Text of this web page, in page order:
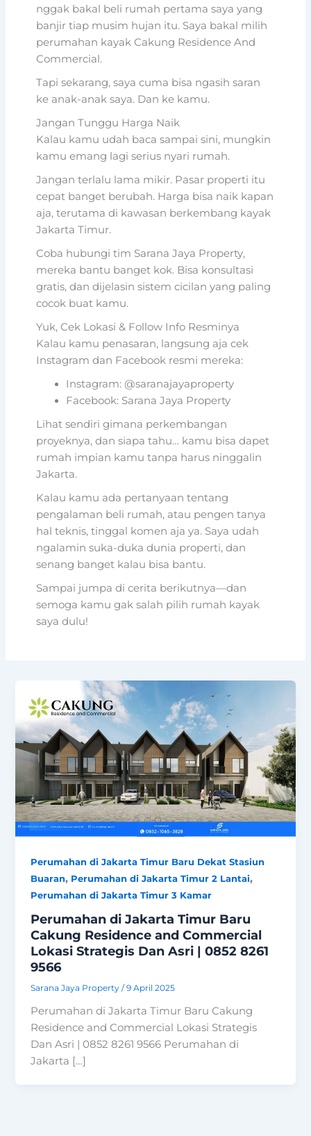
nggak bakal beli rumah pertama saya yang
banjir tiap musim hujan itu. Saya bakal milih
perumahan kayak Cakung Residence And
Commercial.
Tapi sekarang, saya cuma bisa ngasih saran
ke anak-anak saya. Dan ke kamu.
Jangan Tunggu Harga Naik
Kalau kamu udah baca sampai sini, mungkin
kamu emang lagi serius nyari rumah.
Jangan terlalu lama mikir. Pasar properti itu
cepat banget berubah. Harga bisa naik kapan
aja, terutama di kawasan berkembang kayak
Jakarta Timur.
Coba hubungi tim Sarana Jaya Property,
mereka bantu banget kok. Bisa konsultasi
gratis, dan dijelasin sistem cicilan yang paling
cocok buat kamu.
Yuk, Cek Lokasi & Follow Info Resminya
Kalau kamu penasaran, langsung aja cek
Instagram dan Facebook resmi mereka:
Instagram: @saranajayaproperty
Facebook: Sarana Jaya Property
Lihat sendiri gimana perkembangan
proyeknya, dan siapa tahu… kamu bisa dapet
rumah impian kamu tanpa harus ninggalin
Jakarta.
Kalau kamu ada pertanyaan tentang
pengalaman beli rumah, atau pengen tanya
hal teknis, tinggal komen aja ya. Saya udah
ngalamin suka-duka dunia properti, dan
senang banget kalau bisa bantu.
Sampai jumpa di cerita berikutnya—dan
semoga kamu gak salah pilih rumah kayak
saya dulu!
Perumahan di Jakarta Timur Baru Dekat Stasiun
Buaran, Perumahan di Jakarta Timur 2 Lantai,
Perumahan di Jakarta Timur 3 Kamar
Perumahan di Jakarta Timur Baru
Cakung Residence and Commercial
Lokasi Strategis Dan Asri | 0852 8261
9566
Sarana Jaya Property/9 April 2025
Perumahan di Jakarta Timur Baru Cakung
Residence and Commercial Lokasi Strategis
Dan Asri | 0852 8261 9566 Perumahan di
Jakarta […]